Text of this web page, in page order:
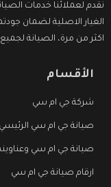
نقدم لعملائنا خدمات
الغيار الاصلية لضمان
اكثر من مرة، الصيانة
الأقسام
شركة جي ام سي
صيانة جي ام سي الرئيسي
صيانة جي ام سي
ارقام صيانة جي ام سي